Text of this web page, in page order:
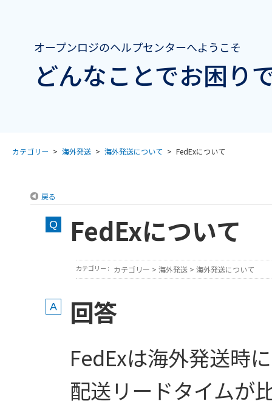
オープンロジのヘルプセンターへようこそ
どんなことでお困り
カテゴリー > 海外発送 > 海外発送について > FedExについて
戻る
FedExについて
カテゴリー : カテゴリー > 海外発送 > 海外発送について
回答
FedExは海外発送時
配送リードタイムが